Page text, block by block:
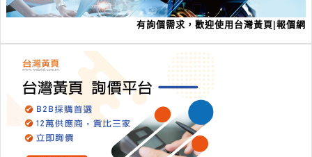
有詢價需求，歡迎使用台灣黃頁|報價網